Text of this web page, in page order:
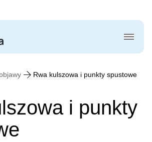
Rwa kulszowa i punkty spustowe
i punkty